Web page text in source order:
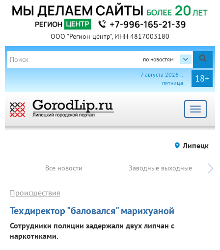
ООО "Регион центр", ИНН 4817003180
по новостям
18+
7 августа 2026 г.
пятница
Toggle
Липецк
Все новости Заводные выходные
Техдиректор "баловался" марихуаной
Происшествия
Сотрудники полиции задержали двух липчан с
наркотиками.